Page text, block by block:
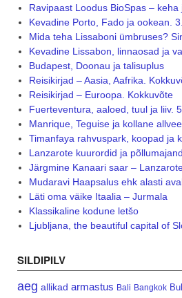
Ravipaast Loodus BioSpas –
Kevadine Porto, Fado ja ookean.
Mida teha Lissaboni ümbruses?
Kevadine Lissabon, linnaosad ja
Budapest, Doonau ja talisuplus
Reisikirjad – Aasia, Aafrika.
Reisikirjad – Euroopa. Kokkuvõte
Fuerteventura, aaloed, tuul ja liiv.
Manrique, Teguise ja kollane
Timanfaya rahvuspark, koopad ja
Lanzarote kuurordid ja
Järgmine Kanaari saar –
Mudaravi Haapsalus ehk alasti
Läti oma väike Itaalia – Jurmala
Klassikaline kodune letšo
Ljubljana, the beautiful capital of
SILDIPILV
aeg allikad armastus Bali Bangkok